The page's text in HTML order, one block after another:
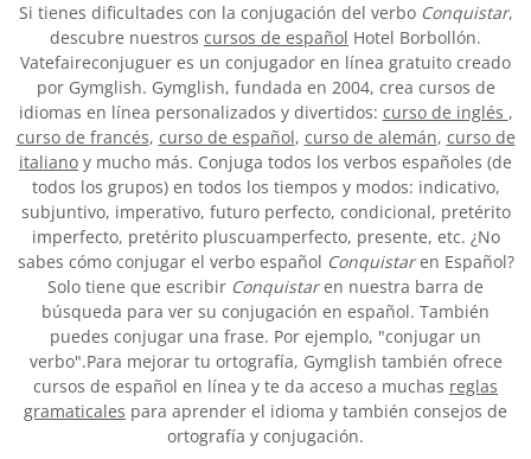
Si tienes dificultades con la conjugación del verbo Conquistar,
descubre nuestros cursos de español Hotel Borbollón.
Vatefaireconjuguer es un conjugador en línea gratuito creado
por Gymglish. Gymglish, fundada en 2004, crea cursos de
idiomas en línea personalizados y divertidos: curso de inglés ,
curso de francés, curso de español, curso de alemán, curso de
italiano y mucho más. Conjuga todos los verbos españoles (de
todos los grupos) en todos los tiempos y modos: indicativo,
subjuntivo, imperativo, futuro perfecto, condicional, pretérito
imperfecto, pretérito pluscuamperfecto, presente, etc. ¿No
sabes cómo conjugar el verbo español Conquistaren Español?
Solo tiene que escribir Conquistaren nuestra barra de
búsqueda para ver su conjugación en español. También
puedes conjugar una frase. Por ejemplo, "conjugar un
verbo".Para mejorar tu ortografía, Gymglish también ofrece
cursos de español en línea y te da acceso a muchas reglas
gramaticales para aprender el idioma y también consejos de
ortografía y conjugación.